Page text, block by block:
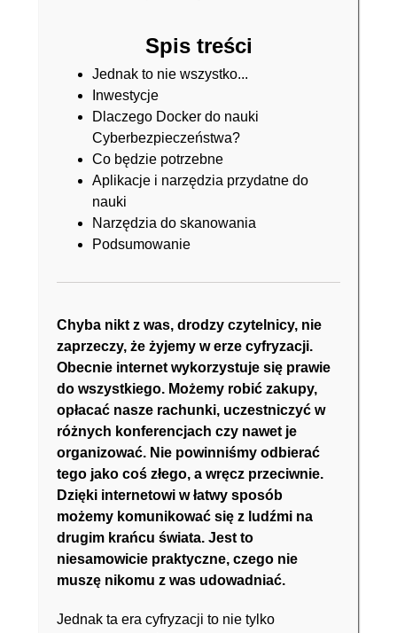
Spis treści
Jednak to nie wszystko...
Inwestycje
Dlaczego Docker do nauki
Cyberbezpieczeństwa?
Co będzie potrzebne
Aplikacje i narzędzia przydatne do
nauki
Narzędzia do skanowania
Podsumowanie
Chyba nikt z was, drodzy czytelnicy, nie
zaprzeczy, że żyjemy w erze cyfryzacji.
Obecnie internet wykorzystuje się prawie
do wszystkiego. Możemy robić zakupy,
opłacać nasze rachunki, uczestniczyć w
różnych konferencjach czy nawet je
organizować. Nie powinniśmy odbierać
tego jako coś złego, a wręcz przeciwnie.
Dzięki internetowi w łatwy sposób
możemy komunikować się z ludźmi na
drugim krańcu świata. Jest to
niesamowicie praktyczne, czego nie
muszę nikomu z was udowadniać.
Jednak ta era cyfryzacji to nie tylko